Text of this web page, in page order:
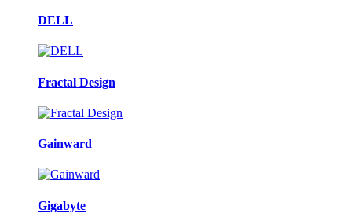
DELL
Fractal Design
Gainward
Gigabyte